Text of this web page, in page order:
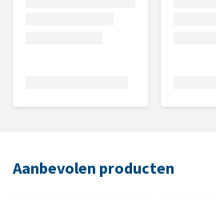
Aanbevolen producten